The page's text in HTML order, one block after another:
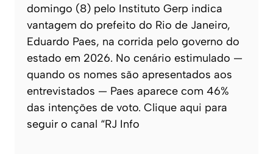
domingo (8) pelo Instituto Gerp indica
vantagem do prefeito do Rio de Janeiro,
Eduardo Paes, na corrida pelo governo do
estado em 2026. No cenário estimulado —
quando os nomes são apresentados aos
entrevistados — Paes aparece com 46%
das intenções de voto. Clique aqui para
seguir o canal “RJ Info